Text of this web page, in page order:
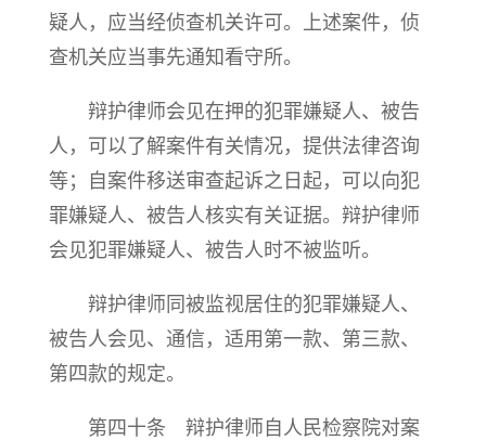
疑人，应当经侦查机关许可。上述案件，侦
查机关应当事先通知看守所。
辩护律师会见在押的犯罪嫌疑人、被告
人，可以了解案件有关情况，提供法律咨询
等；自案件移送审查起诉之日起，可以向犯
罪嫌疑人、被告人核实有关证据。辩护律师
会见犯罪嫌疑人、被告人时不被监听。
辩护律师同被监视居住的犯罪嫌疑人、
被告人会见、通信，适用第一款、第三款、
第四款的规定。
第四十条 辩护律师自人民检察院对案